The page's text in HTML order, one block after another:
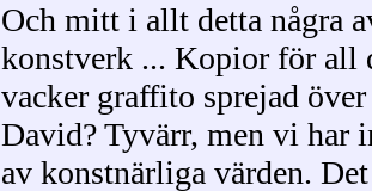
Och mitt i allt detta några
konstverk ... Kopior för all
vacker graffito sprejad
David? Tyvärr, men vi har
av konstnärliga värden.